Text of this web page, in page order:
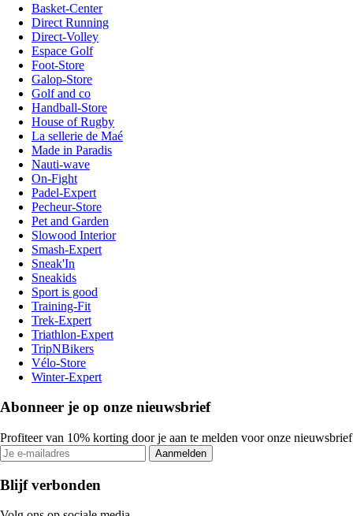
Basket-Center
Direct Running
Direct-Volley
Espace Golf
Foot-Store
Galop-Store
Golf and co
Handball-Store
House of Rugby
La sellerie de Maé
Made in Paradis
Nauti-wave
On-Fight
Padel-Expert
Pecheur-Store
Pet and Garden
Slowood Interior
Smash-Expert
Sneak'In
Sneakids
Sport is good
Training-Fit
Trek-Expert
Triathlon-Expert
TripNBikers
Vélo-Store
Winter-Expert
Abonneer je op onze nieuwsbrief
Profiteer van 10% korting door je aan te melden voor onze nieuwsbrief
Aanmelden
Blijf verbonden